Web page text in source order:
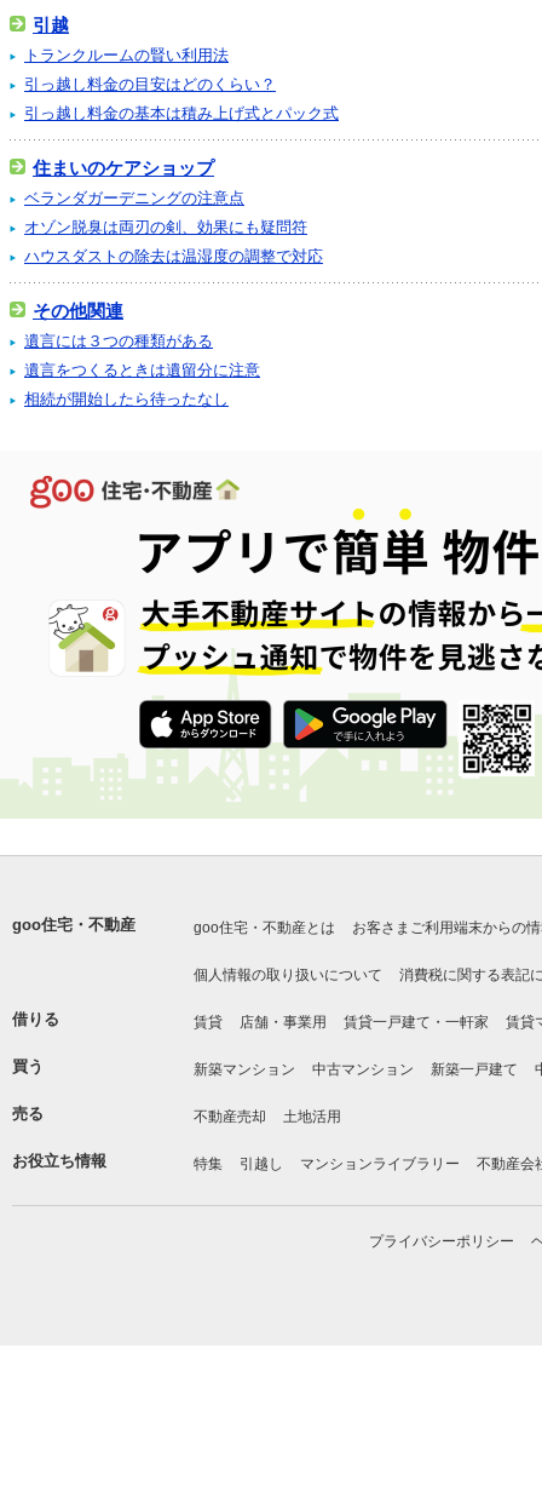
引越
トランクルームの賢い利用法
引っ越し料金の目安はどのくらい？
引っ越し料金の基本は積み上げ式とパック式
住まいのケアショップ
ベランダガーデニングの注意点
オゾン脱臭は両刃の剣、効果にも疑問符
ハウスダストの除去は温湿度の調整で対応
その他関連
遺言には３つの種類がある
遺言をつくるときは遺留分に注意
相続が開始したら待ったなし
goo住宅・不動産 goo住宅・不動産とは お客さまご利用端末からの
個人情報の取り扱いについて 消費税に関する表記
借りる 賃貸 店舗・事業用 賃貸一戸建て・一軒家 賃貸
買う 新築マンション 中古マンション 新築一戸建て
売る 不動産売却 土地活用
お役立ち情報 特集 引越し マンションライブラリー 不動産会
プライバシーポリシー